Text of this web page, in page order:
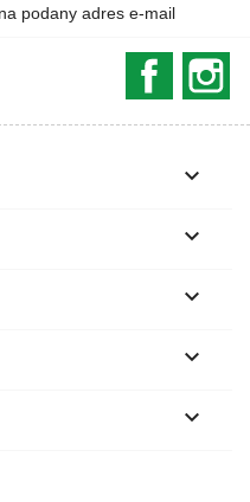
podany adres e-mail




